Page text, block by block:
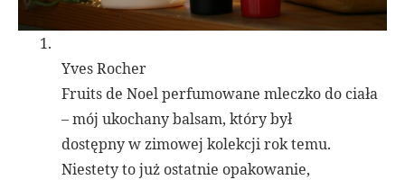
1.
Yves Rocher
Fruits de Noel perfumowane mleczko do ciała
– mój ukochany balsam, który był
dostępny w zimowej kolekcji rok temu.
Niestety to już ostatnie opakowanie,